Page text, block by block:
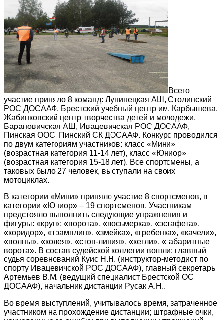
Всего
участие приняло 8 команд: Лунинецкая АШ, Столинский
РОС ДОСААФ, Брестский учебный центр им. Карбышева,
Жабинковский центр творчества детей и молодежи,
Барановичская АШ, Ивацевичская РОС ДОСААФ,
Пинская ООС, Пинский СК ДОСААФ. Конкурс проводился
по двум категориям участников: класс «Мини»
(возрастная категория 11-14 лет), класс «Юниор»
(возрастная категория 15-18 лет). Все спортсмены, а
таковых было 27 человек, выступали на своих
мотоциклах.
В категории «Мини» приняло участие 8 спортсменов, в
категории «Юниор» – 19 спортсменов. Участникам
предстояло выполнить следующие упражнения и
фигуры: «круг»; «ворота», «восьмерка», «эстафета»,
«коридор», «трамплин», «змейка», «гребенка», «качели»,
«волны», «колея», «стоп-линия», «кегли», «габаритные
ворота». В состав судейской коллегии вошли: главный
судья соревнований Куис Н.Н. (инструктор-методист по
спорту Ивацевичской РОС ДОСААФ), главный секретарь
Артемьев В.М. (ведущий специалист Брестской ОС
ДОСААФ), начальник дистанции Русак А.Н..
Во время выступлений, учитывалось время, затраченное
участником на прохождение дистанции; штрафные очки,